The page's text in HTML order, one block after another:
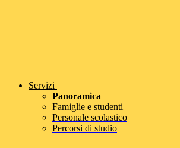
Servizi
Panoramica
Famiglie e studenti
Personale scolastico
Percorsi di studio